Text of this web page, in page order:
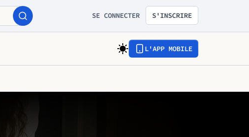
SE CONNECTER S'INSCRIRE
L'APP MOBILE